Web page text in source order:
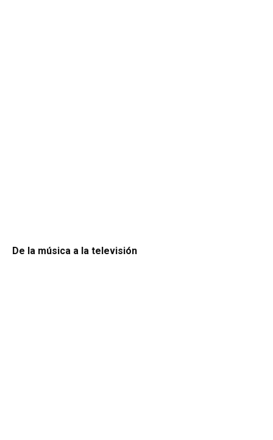
De la música a la televisión